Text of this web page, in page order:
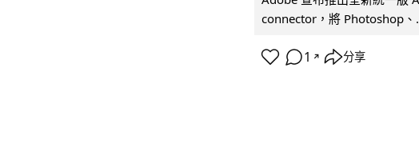
connector，將 Photoshop、
1 ↗ 分享